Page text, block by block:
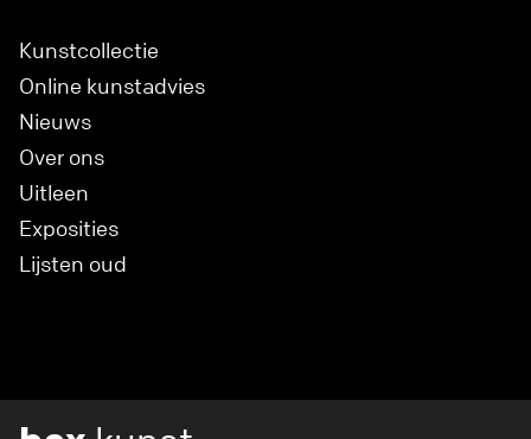
Kunstcollectie
Online kunstadvies
Nieuws
Over ons
Uitleen
Exposities
Lijsten oud